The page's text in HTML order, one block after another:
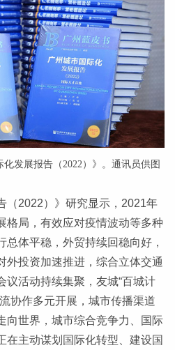
化发展报告（2022）》。通讯员供图
（2022）》研究显示，2021年
格局，有效应对疫情波动等多种
体平稳，外贸持续回稳向好，
外投资加速推进，综合立体交通
议活动持续集聚，友城“百城计
协作多元开展，城市传播渠道
向世界，城市综合竞争力、国际
在主动谋划国际化转型、建设国